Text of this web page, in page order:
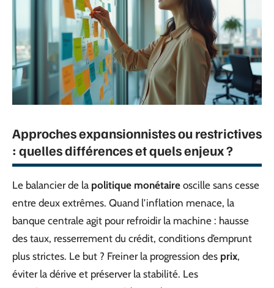
Approches expansionnistes ou restrictives
: quelles différences et quels enjeux ?
Le balancier de la politique monétaire oscille sans cesse
entre deux extrêmes. Quand l’inflation menace, la
banque centrale agit pour refroidir la machine : hausse
des taux, resserrement du crédit, conditions d’emprunt
plus strictes. Le but ? Freiner la progression des prix,
éviter la dérive et préserver la stabilité. Les